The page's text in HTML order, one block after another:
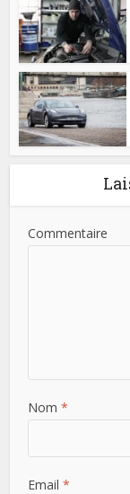
Commentaire
Nom*
Email*